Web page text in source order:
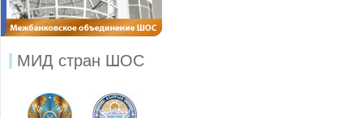
МИД стран ШОС